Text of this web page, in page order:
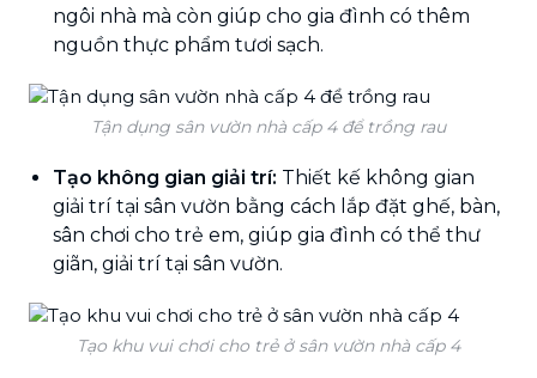
ngôi nhà mà còn giúp cho gia đình có thêm
nguồn thực phẩm tươi sạch.
Tận dụng sân vườn nhà cấp 4 để trồng rau
Tạo không gian giải trí: Thiết kế không gian
giải trí tại sân vườn bằng cách lắp đặt ghế, bàn,
sân chơi cho trẻ em, giúp gia đình có thể thư
giãn, giải trí tại sân vườn.
Tạo khu vui chơi cho trẻ ở sân vườn nhà cấp 4